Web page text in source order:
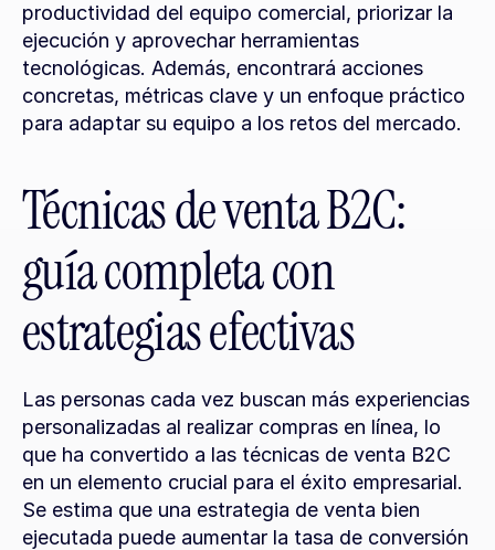
productividad del equipo comercial, priorizar la
ejecución y aprovechar herramientas
tecnológicas. Además, encontrará acciones
concretas, métricas clave y un enfoque práctico
para adaptar su equipo a los retos del mercado.
Técnicas de venta B2C:
guía completa con
estrategias efectivas
Las personas cada vez buscan más experiencias
personalizadas al realizar compras en línea, lo
que ha convertido a las técnicas de venta B2C
en un elemento crucial para el éxito empresarial.
Se estima que una estrategia de venta bien
ejecutada puede aumentar la tasa de conversión